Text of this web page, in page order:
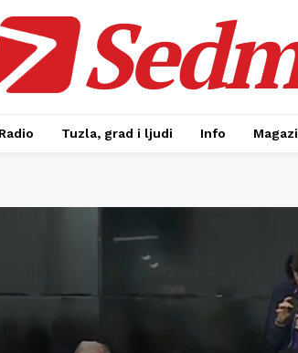
Radio Tuzla, grad i ljudi Info